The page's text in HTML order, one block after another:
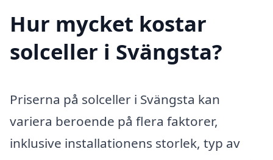
Hur mycket kostar
solceller i Svängsta?
Priserna på solceller i Svängsta kan
variera beroende på flera faktorer,
inklusive installationens storlek, typ av